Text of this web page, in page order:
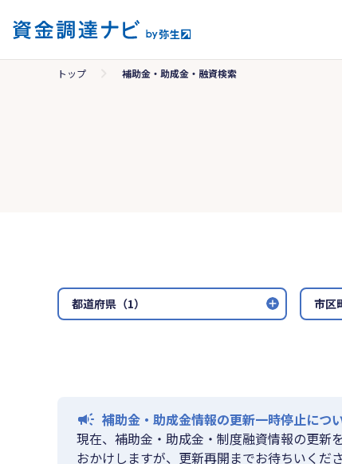
トップ 補助金・助成金・融資検索
都道府県（1） 市区
補助金・助成金情報の更新一時停止につ
現在、補助金・助成金・制度融資情報の更新
おかけしますが、更新再開までお待ちいくだ